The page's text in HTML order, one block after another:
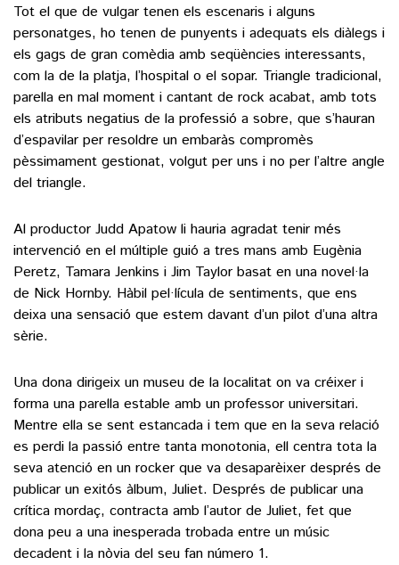
POLÍTICA
SOCIETAT
ECONOMIA
FUTBOL
HOQUEI PATINS
MOTOR
VEURE TOTES
CULTURA
ARTS ESCÈNIQUES
CULTURA POPULAR
VEURE TOTES
SUPLEMENTS
FOTOGALERIES
AGENDA
BLOGOSFERA
Tot el que de vulgar tenen els escenaris i alguns
personatges, ho tenen de punyents i adequats els diàlegs i
els gags de gran comèdia amb seqüències interessants,
com la de la platja, l’hospital o el sopar. Triangle tradicional,
parella en mal moment i cantant de rock acabat, amb tots
els atributs negatius de la professió a sobre, que s’hauran
d’espavilar per resoldre un embaràs compromès
pèssimament gestionat, volgut per uns i no per l’altre angle
del triangle.
Al productor Judd Apatow li hauria agradat tenir més
intervenció en el múltiple guió a tres mans amb Eugènia
Peretz, Tamara Jenkins i Jim Taylor basat en una novel·la
de Nick Hornby. Hàbil pel·lícula de sentiments, que ens
deixa una sensació que estem davant d’un pilot d’una altra
sèrie.
Una dona dirigeix un museu de la localitat on va créixer i
forma una parella estable amb un professor universitari.
Mentre ella se sent estancada i tem que en la seva relació
es perdi la passió entre tanta monotonia, ell centra tota la
seva atenció en un rocker que va desaparèixer després de
publicar un exitós àlbum, Juliet. Després de publicar una
crítica mordaç, contracta amb l’autor de Juliet, fet que
dona peu a una inesperada trobada entre un músic
decadent i la nòvia del seu fan número 1.